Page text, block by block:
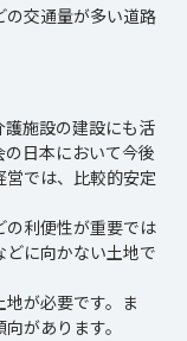
の交通量が多い道路
施設の建設にも活
日本において今後
では、比較的安定
利便性が重要では
に向かない土地で
が必要です。ま
があります。